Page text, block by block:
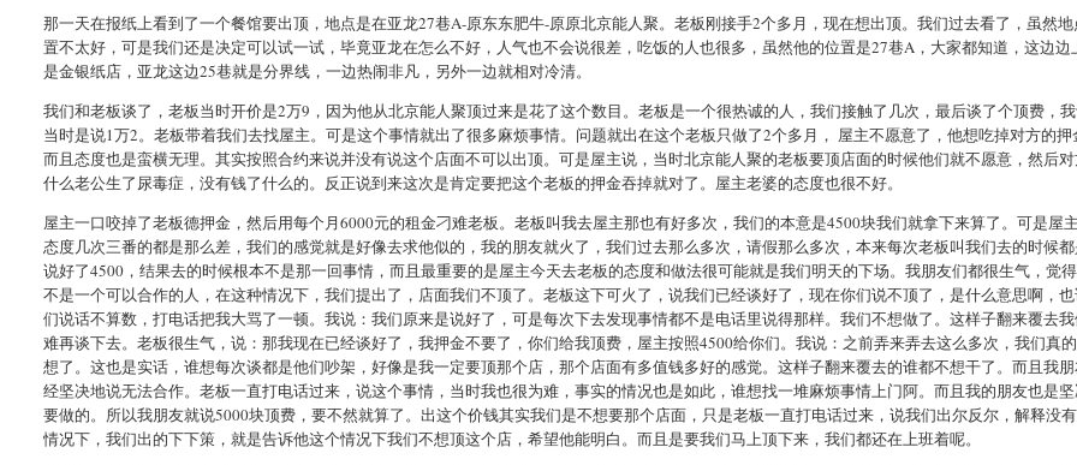
那一天在报纸上看到了一个餐馆要出顶，地点是在亚龙27巷A-原东东肥牛-原原北京能人聚。老板刚接手2个多月，现在想出顶。我们过去看了，虽然地
置不太好，可是我们还是决定可以试一试，毕竟亚龙在怎么不好，人气也不会说很差，吃饭的人也很多，虽然他的位置是27巷A，大家都知道，这边边
是金银纸店，亚龙这边25巷就是分界线，一边热闹非凡，另外一边就相对冷清。
我们和老板谈了，老板当时开价是2万9，因为他从北京能人聚顶过来是花了这个数目。老板是一个很热诚的人，我们接触了几次，最后谈了个顶费，
当时是说1万2。老板带着我们去找屋主。可是这个事情就出了很多麻烦事情。问题就出在这个老板只做了2个多月， 屋主不愿意了，他想吃掉对方的押
而且态度也是蛮横无理。其实按照合约来说并没有说这个店面不可以出顶。可是屋主说，当时北京能人聚的老板要顶店面的时候他们就不愿意，然后
什么老公生了尿毒症，没有钱了什么的。反正说到来这次是肯定要把这个老板的押金吞掉就对了。屋主老婆的态度也很不好。
屋主一口咬掉了老板德押金，然后用每个月6000元的租金刁难老板。老板叫我去屋主那也有好多次，我们的本意是4500块我们就拿下来算了。可是屋
态度几次三番的都是那么差，我们的感觉就是好像去求他似的，我的朋友就火了，我们过去那么多次，请假那么多次，本来每次老板叫我们去的时候
说好了4500，结果去的时候根本不是那一回事情，而且最重要的是屋主今天去老板的态度和做法很可能就是我们明天的下场。我朋友们都很生气，觉
不是一个可以合作的人，在这种情况下，我们提出了，店面我们不顶了。老板这下可火了，说我们已经谈好了，现在你们说不顶了，是什么意思啊，
们说话不算数，打电话把我大骂了一顿。我说：我们原来是说好了，可是每次下去发现事情都不是电话里说得那样。我们不想做了。这样子翻来覆去
难再谈下去。老板很生气，说：那我现在已经谈好了，我押金不要了，你们给我顶费，屋主按照4500给你们。我说：之前弄来弄去这么多次，我们真
想了。这也是实话，谁想每次谈都是他们吵架，好像是我一定要顶那个店，那个店面有多值钱多好的感觉。这样子翻来覆去的谁都不想干了。而且我
经坚决地说无法合作。老板一直打电话过来，说这个事情，当时我也很为难，事实的情况也是如此，谁想找一堆麻烦事情上门阿。而且我的朋友也是
要做的。所以我朋友就说5000块顶费，要不然就算了。出这个价钱其实我们是不想要那个店面，只是老板一直打电话过来，说我们出尔反尔，解释没
情况下，我们出的下下策，就是告诉他这个情况下我们不想顶这个店，希望他能明白。而且是要我们马上顶下来，我们都还在上班着呢。